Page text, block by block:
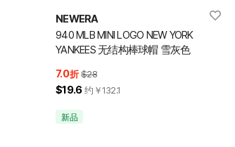
NEWERA
940 MLB MINI LOGO NEW YORK
YANKEES 无结构棒球帽 雪灰色
7.0折 $28
$19.6 约￥132.1
新品